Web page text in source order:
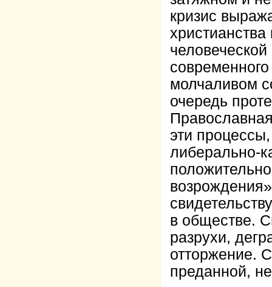
кризис
молчаливом
очередь
эти
либерально-
в обществе.
разрухи,
отторжение.
преданной,